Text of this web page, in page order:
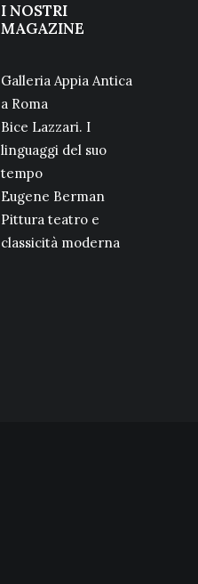
I NOSTRI
MAGAZINE
Galleria Appia Antica
a Roma
Bice Lazzari. I
linguaggi del suo
tempo
Eugene Berman
Pittura teatro e
classicità moderna